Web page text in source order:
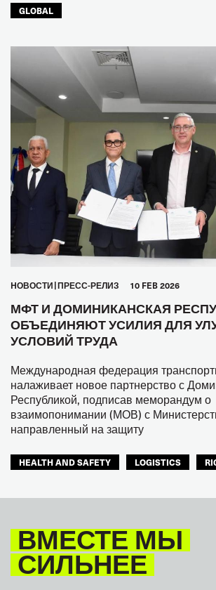
GLOBAL
HОВОСТИ ПРЕСС-РЕЛИЗ 10 FEB 2026
МФТ И ДОМИНИКАНСКАЯ
ОБЪЕДИНЯЮТ УСИЛИЯ ДЛЯ
УСЛОВИЙ ТРУДА
Международная федерация
налаживает новое партнерство с
Республикой, подписав меморандум о
взаимопонимании (МОВ) с
направленный на защиту
HEALTH AND SAFETY LOGISTICS
ВМЕСТЕ МЫ
СИЛЬНЕЕ